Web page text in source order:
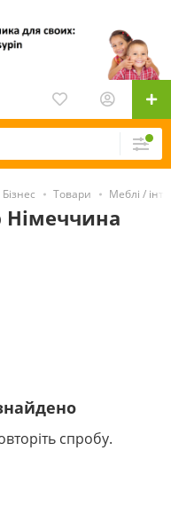
Бізнес Товари Меблі /
Німеччина
спробу.